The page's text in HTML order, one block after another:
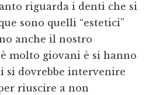
riguarda i denti che si
sono quelli “estetici”
anche il nostro
molto giovani è si hanno
si dovrebbe intervenire
riuscire a non